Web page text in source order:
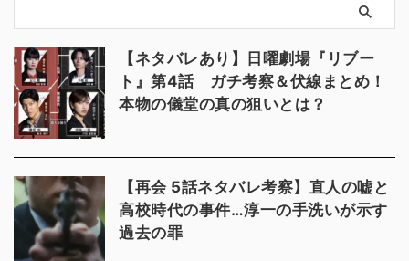
【ネタバレあり】日曜劇場『リブー
ト』第4話 ガチ考察＆伏線まとめ！
本物の儀堂の真の狙いとは？
【再会 5話ネタバレ考察】直人の嘘と
高校時代の事件…淳一の手洗いが示す
過去の罪